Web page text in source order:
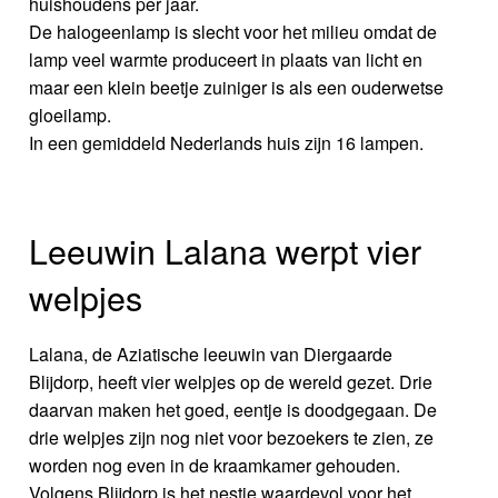
De halogeenlamp is slecht voor het milieu omdat de
lamp veel warmte produceert in plaats van licht en
maar een klein beetje zuiniger is als een ouderwetse
gloeilamp.
In een gemiddeld Nederlands huis zijn 16 lampen.
Leeuwin Lalana werpt vier
welpjes
Lalana, de Aziatische leeuwin van Diergaarde
Blijdorp, heeft vier welpjes op de wereld gezet. Drie
daarvan maken het goed, eentje is doodgegaan. De
drie welpjes zijn nog niet voor bezoekers te zien, ze
worden nog even in de kraamkamer gehouden.